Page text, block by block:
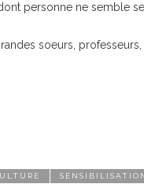
personne ne semble
soeurs,